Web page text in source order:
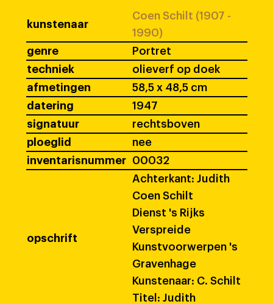
kunstenaar
Coen Schilt (1907 -
1990)
genre
Portret
techniek
olieverf op doek
afmetingen
58,5 x 48,5 cm
datering
1947
signatuur
rechtsboven
ploeglid
nee
inventarisnummer
00032
opschrift
Achterkant: Judith
Coen Schilt
Dienst 's Rijks
Verspreide
Kunstvoorwerpen 's
Gravenhage
Kunstenaar: C. Schilt
Titel: Judith